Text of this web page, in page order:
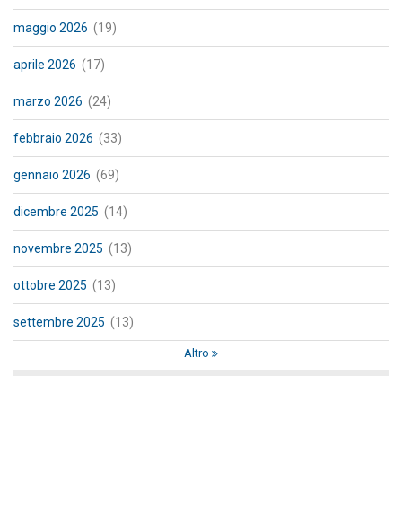
maggio 2026 (19)
aprile 2026 (17)
marzo 2026 (24)
febbraio 2026 (33)
gennaio 2026 (69)
dicembre 2025 (14)
novembre 2025 (13)
ottobre 2025 (13)
settembre 2025 (13)
Altro